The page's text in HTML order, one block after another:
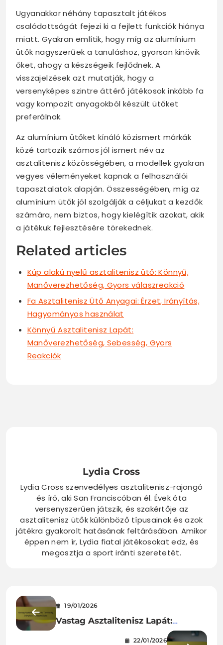
Ugyanakkor néhány tapasztalt játékos
csalódottságát fejezi ki a fejlett funkciók hiánya
miatt. Gyakran említik, hogy míg az alumínium
ütők nagyszerűek a tanuláshoz, gyorsan kinövik
őket, ahogy a készségeik fejlődnek. A
visszajelzések azt mutatják, hogy a
versenyképes szintre áttérő játékosok inkább fa
vagy kompozit anyagokból készült ütőket
preferálnak.
Az alumínium ütőket kínáló közismert márkák
közé tartozik számos jól ismert név az
asztalitenisz közösségében, a modellek gyakran
vegyes véleményeket kapnak a felhasználói
tapasztalatok alapján. Összességében, míg az
alumínium ütők jól szolgálják a céljukat a kezdők
számára, nem biztos, hogy kielégítik azokat, akik
a játékuk fejlesztésére törekednek.
Related articles
Kúp alakú nyelű asztalitenisz ütő: Könnyű,
Manőverezhetőség, Gyors válaszreakció
Fa Asztalitenisz Ütő Anyagai: Érzet, Irányítás,
Hagyományos használat
Könnyű Asztalitenisz Lapát:
Manőverezhetőség, Sebesség, Gyors
Reakciók
Lydia Cross
Lydia Cross szenvedélyes asztalitenisz-rajongó
és író, aki San Franciscóban él. Évek óta
versenyszerűen játszik, és szakértője az
asztalitenisz ütők különböző típusainak és azok
játékra gyakorolt hatásának feltárásában. Amikor
éppen nem ír, Lydia fiatal játékosokat edz, és
megosztja a sport iránti szeretetét.
19/01/2026
Vastag Asztalitenisz Lapát:
Tartósság, Irányítás, Fokozott
22/01/2026